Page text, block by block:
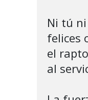
Ni tú
felices
el
al